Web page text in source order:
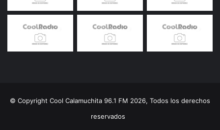
© Copyright Cool Calamuchita 96.1 FM 2026, Todos los derechos
reservados